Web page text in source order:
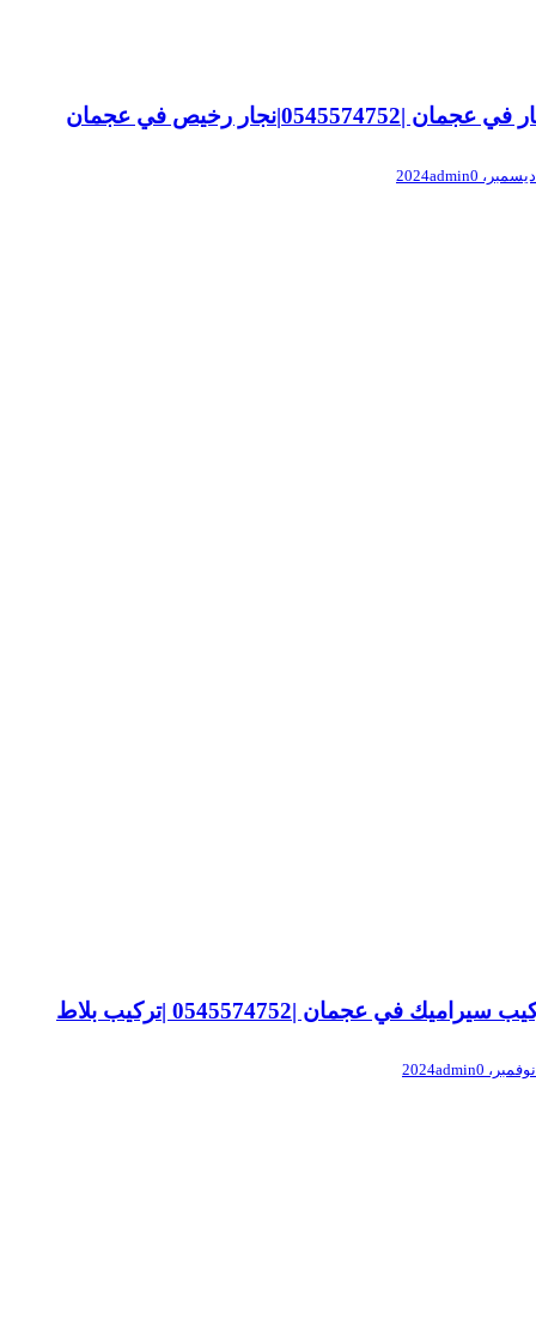
عجمان |0545574752|نجار رخيص في عجمان
admin0
سيراميك في عجمان |0545574752 |تركيب بلاط
admin0